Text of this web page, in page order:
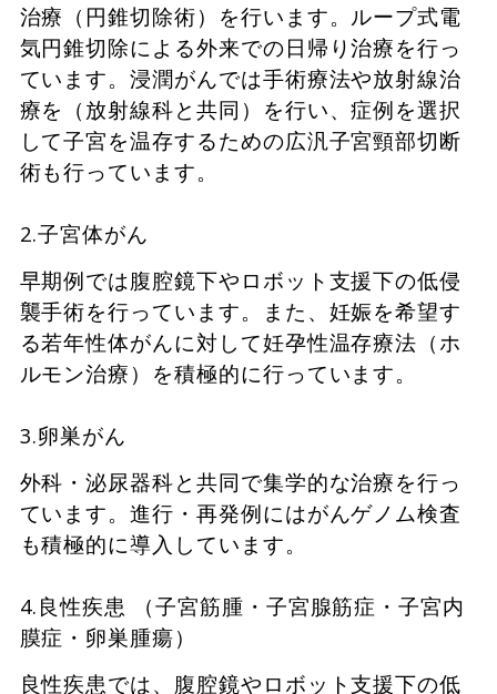
治療（円錐切除術）を行います。ループ式電
気円錐切除による外来での日帰り治療を行っ
ています。浸潤がんでは手術療法や放射線治
療を（放射線科と共同）を行い、症例を選択
して子宮を温存するための広汎子宮頸部切断
術も行っています。
2.子宮体がん
早期例では腹腔鏡下やロボット支援下の低侵
襲手術を行っています。また、妊娠を希望す
る若年性体がんに対して妊孕性温存療法（ホ
ルモン治療）を積極的に行っています。
3.卵巣がん
外科・泌尿器科と共同で集学的な治療を行っ
ています。進行・再発例にはがんゲノム検査
も積極的に導入しています。
4.良性疾患 （子宮筋腫・子宮腺筋症・子宮内
膜症・卵巣腫瘍）
良性疾患では、腹腔鏡やロボット支援下の低